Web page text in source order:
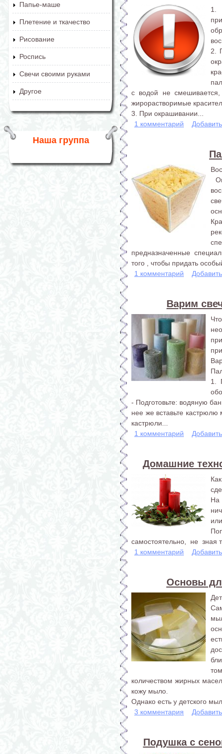
Папье-маше
Плетение и ткачество
Рисование
Роспись
Свечи своими руками
Другое
Наша группа
1.
2.
с водой не
жирорастворимые
3. При окрашивании...
1 комментарий
предназначенные
того , чтобы придать
1 комментарий
Варим
1.
- Подготовьте: водяную
нее же вставьте
кастрюли...
1 комментарий
Домашние
На
самостоятельно, не зная
1 комментарий
Основы
количеством жирных
кожу мыло.
Однако есть у детского
3 комментария
Подушка с